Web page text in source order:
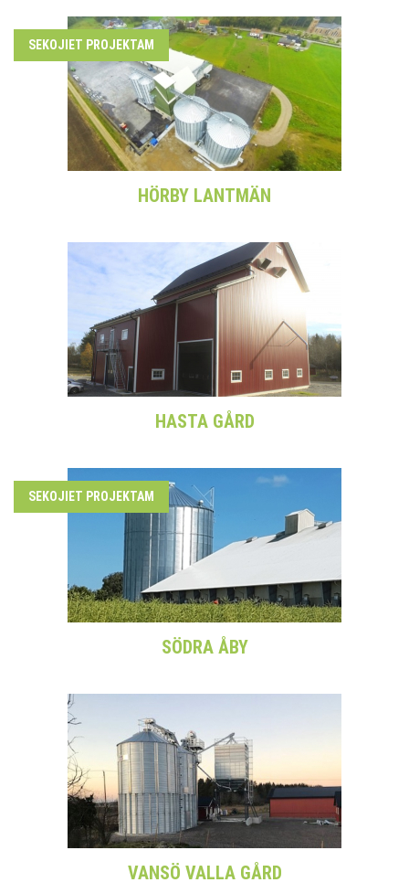
SEKOJIET PROJEKTAM
HÖRBY LANTMÄN
HASTA GÅRD
SEKOJIET PROJEKTAM
SÖDRA ÅBY
VANSÖ VALLA GÅRD